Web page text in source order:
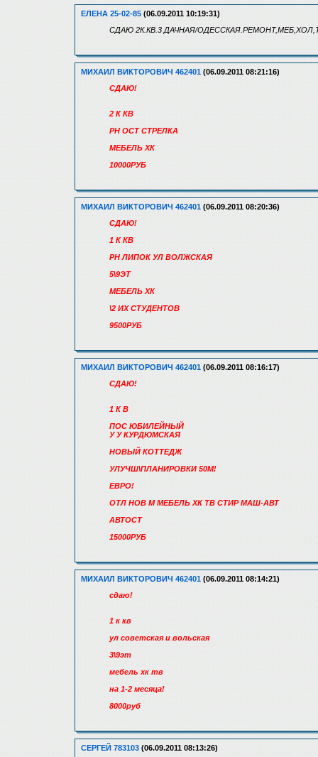
ЕЛЕНА 25-02-85 (06.09.2011 10:19:31)
СДАЮ 2К.КВ.3 ДАЧНАЯ/
МИХАИЛ ВИКТОРОВИЧ 462401 (06.09.2011 08:21:16)
СДАЮ!
2 К КВ
РН ОСТ СТРЕЛКА
МЕБЕЛЬ ХК
10000РУБ
МИХАИЛ ВИКТОРОВИЧ 462401 (06.09.2011 08:20:36)
СДАЮ!
1 К КВ
РН ЛИПОК УЛ ВОЛЖСКАЯ
5\9ЭТ
МЕБЕЛЬ ХК
\2 ИХ СТУДЕНТОВ
9500РУБ
МИХАИЛ ВИКТОРОВИЧ 462401 (06.09.2011 08:16:17)
СДАЮ!
1 К В
ПОС ЮБИЛЕЙНЫЙ
У У КУРДЮМСКАЯ
НОВЫЙ КОТТЕДЖ
УЛУЧШ\ПЛАНИРОВКИ 50М!
ЕВРО!
ОТЛ НОВ М МЕБЕЛЬ ХК ТВ СТИР МАШ-АВТ
АВТОСТ
15000РУБ
МИХАИЛ ВИКТОРОВИЧ 462401 (06.09.2011 08:14:21)
сдаю!
1 к кв
ул советская и вольская
3\9эт
мебель хк тв
на 1-2 месяца!
8000руб
СЕРГЕЙ 783103 (06.09.2011 08:13:26)